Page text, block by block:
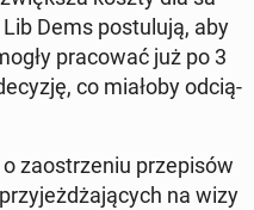
Dems po­stu­lu­ją, aby
pra­co­wać już po 3
co miałoby od­cią­
za­ostrze­niu prze­pi­sów
przy­jeż­dża­ją­cych na wizy